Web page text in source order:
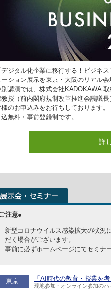
デジタル化企業に移行する！ビジネ
ーション展示を東京・大阪のリアル
別講演では、株式会社KADOKAWA
教授（前内閣府規制改革推進会議議
様のお申込みをお待ちしております。
込無料・事前登録制です。
詳
注意●
新型コロナウイルス感染拡大の状況
だく場合がございます。
事前に必ずホームページにてセミナ
東京 「AI時代の教育・授業を
現地参加・オンライン参加のハ